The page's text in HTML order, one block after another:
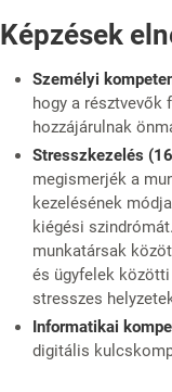
Képzések
Személyi
hogy a résztvevők
hozzájárulnak
Stresszkezelés
megismerjék a
kezelésének
kiégési
munkatársak
és ügyfelek
stresszes
Informatikai
digitális